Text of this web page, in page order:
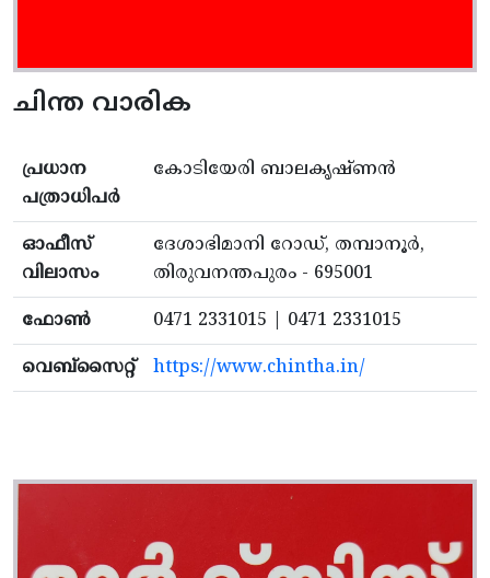
ചിന്ത വാരിക
പ്രധാന
പത്രാധിപർ
കോടിയേരി ബാലകൃഷ്ണൻ
ഓഫീസ്
വിലാസം
ദേശാഭിമാനി റോഡ്, തമ്പാനൂർ,
തിരുവനന്തപുരം - 695001
ഫോൺ 0471 2331015 | 0471 2331015
വെബ്സൈറ്റ് https://www.chintha.in/